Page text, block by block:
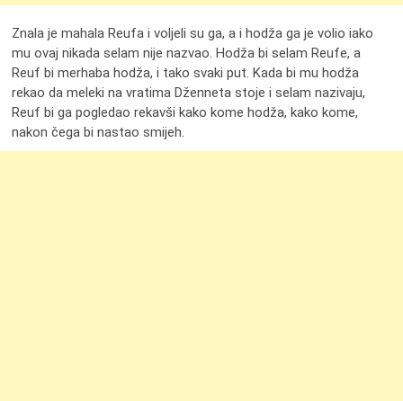
Znala je mahala Reufa i voljeli su ga, a i hodža ga je volio iako
mu ovaj nikada selam nije nazvao. Hodža bi selam Reufe, a
Reuf bi merhaba hodža, i tako svaki put. Kada bi mu hodža
rekao da meleki na vratima Dženneta stoje i selam nazivaju,
Reuf bi ga pogledao rekavši kako kome hodža, kako kome,
nakon čega bi nastao smijeh.